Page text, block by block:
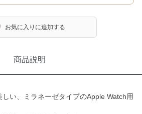
お気に入りに追加する
商品説明
い、ミラネーゼタイプのApple Watch用